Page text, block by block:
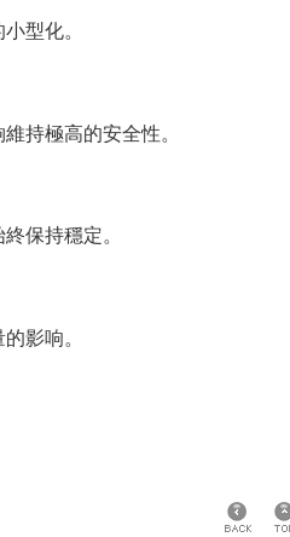
型化。
持極高的安全性。
保持穩定。
影响。